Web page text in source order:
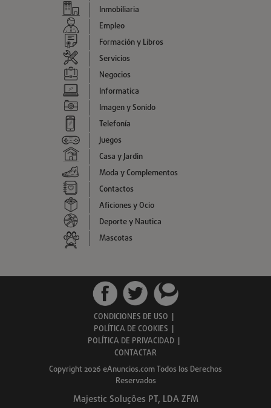
Inmobiliaria
Empleo
Formación y Libros
Servicios
Negocios
Informatica
Imagen y Sonido
Telefonía
Juegos
Casa y Jardin
Moda y Complementos
Contactos
Aficiones y Ocio
Deporte y Nautica
Mascotas
CONDICIONES DE USO |
POLÍTICA DE COOKIES |
POLÍTICA DE PRIVACIDAD |
CONTACTAR
Copyright 2026 eAnuncios.com Todos los Derechos
Reservados
Majestic Soluções PT, LDA ZFM